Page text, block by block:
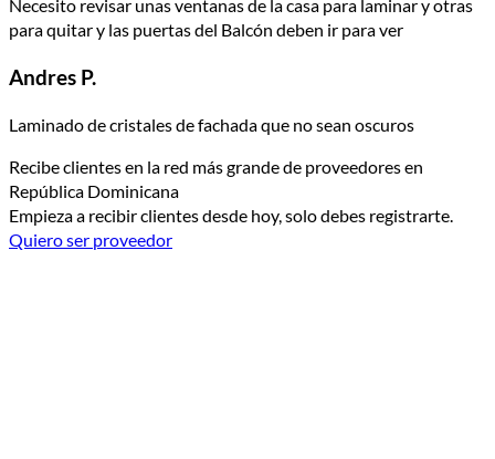
Necesito revisar unas ventanas de la casa para laminar y otras
para quitar y las puertas del Balcón deben ir para ver
Andres P.
Laminado de cristales de fachada que no sean oscuros
Recibe clientes en la red más grande de proveedores en
República Dominicana
Empieza a recibir clientes desde hoy, solo debes registrarte.
Quiero ser proveedor